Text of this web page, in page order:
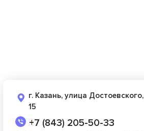
г. Казань, улица Достоевского,
15
+7 (843) 205-50-33